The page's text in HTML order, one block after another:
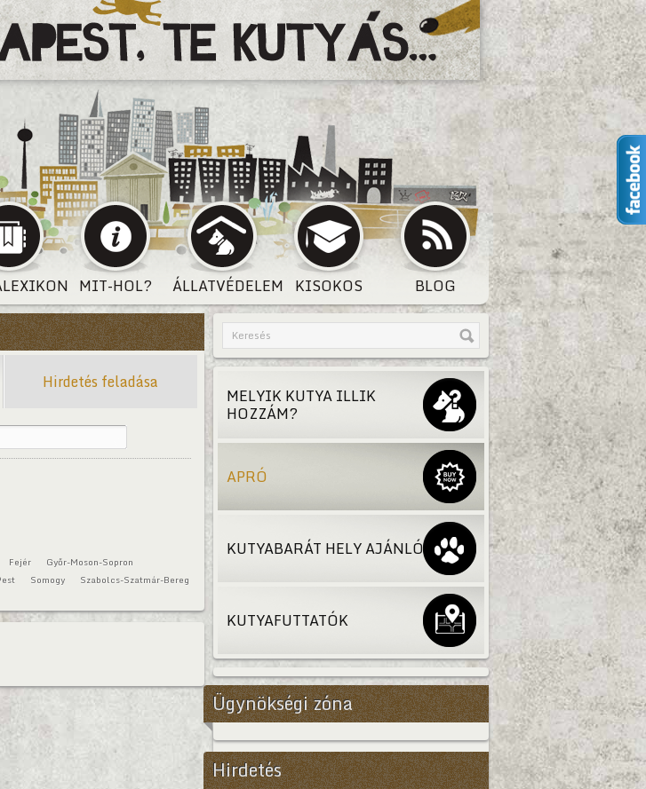
MIT-HOL? ÁLLATVÉDELEM KISOKOS BLOG
Hirdetés feladása
Fejér
Győr-Moson-Sopron
Somogy
Szabolcs-Szatmár-Bereg
MELYIK KUTYA ILLIK
HOZZÁM?
APRÓ
KUTYABARÁT HELY AJÁNLÓ
KUTYAFUTTATÓK
Ügynökségi zóna
Hirdetés